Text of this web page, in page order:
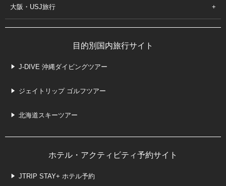
大阪・USJ旅行
目的別国内旅行サイト
J-DIVE 沖縄ダイビングツアー
ジェイトリップ ゴルフツアー
北海道スキーツアー
ホテル・アクティビティ予約サイト
JTRIP STAY+ ホテル予約